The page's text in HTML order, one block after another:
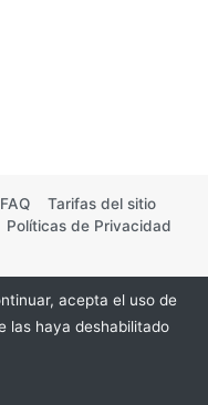
FAQ
Tarifas del sitio
Políticas de Privacidad
acepta el uso de
las haya deshabilitado